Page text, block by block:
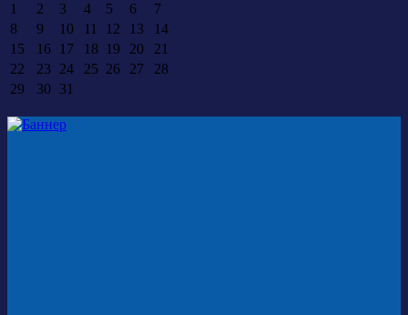
1
2 3 4 5 6
7
8
9 10 11 12 13
14
15
16 17 18 19 20
21
22
23 24 25 26 27
28
29
30 31